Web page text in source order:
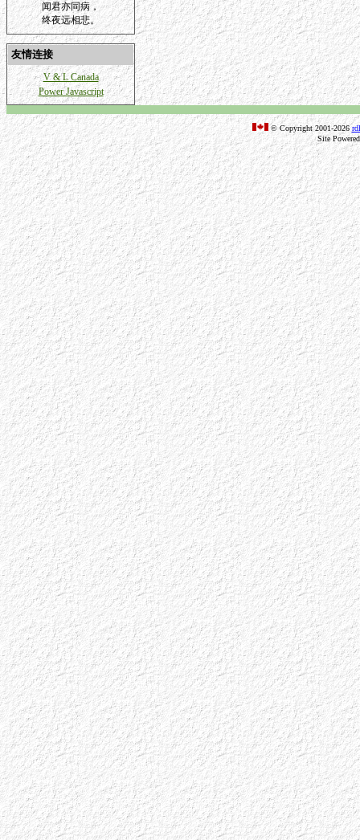
闻君亦同病，
终夜远相悲。
友情连接
V & L Canada
Power Javascript
© Copyright 2001-2026
Site